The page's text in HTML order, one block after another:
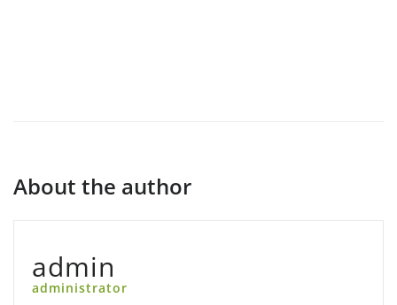
About the author
admin
administrator